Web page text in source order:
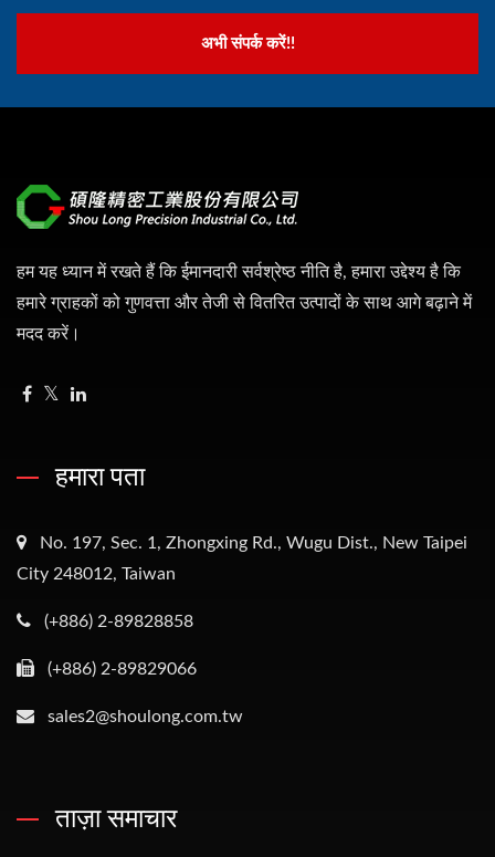
अभी संपर्क करें!!
हम यह ध्यान में रखते हैं कि ईमानदारी सर्वश्रेष्ठ नीति है, हमारा उद्देश्य है कि
हमारे ग्राहकों को गुणवत्ता और तेजी से वितरित उत्पादों के साथ आगे बढ़ाने में
मदद करें।
हमारा पता
No. 197, Sec. 1, Zhongxing Rd., Wugu Dist., New Taipei
City 248012, Taiwan
(+886) 2-89828858
(+886) 2-89829066
sales2@shoulong.com.tw
ताज़ा समाचार